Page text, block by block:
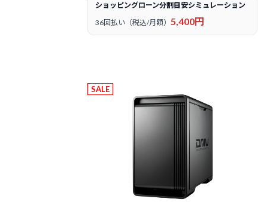
ショッピングローン分割目安シミュレーション
36回払い（税込/月額） 5,400円
SALE